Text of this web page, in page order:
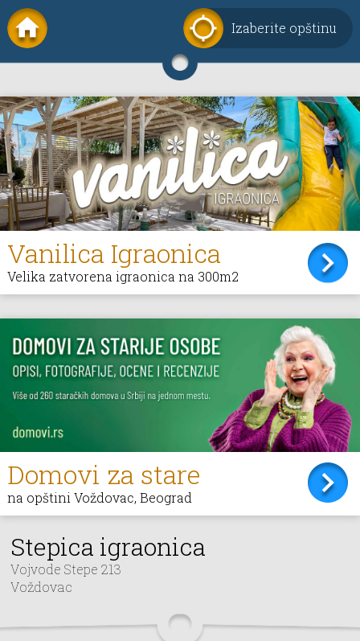
Izaberite opštinu
Vanilica Igraonica
Velika zatvorena igraonica na 300m2
Domovi za stare
na opštini Voždovac, Beograd
Stepica igraonica
Vojvode Stepe 213
Voždovac